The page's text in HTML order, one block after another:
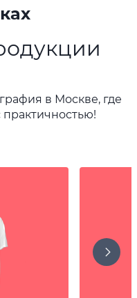
в Москве, где
практичностью!